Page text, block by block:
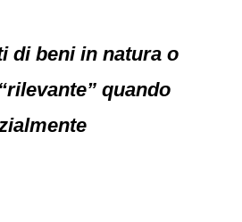
di beni in natura o
quando